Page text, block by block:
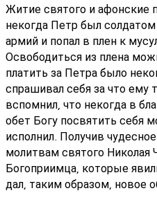
Житие святого и афонские
некогда Петр был
армий и попал в плен к
Освободиться из плена
платить за Петра было
спрашивал себя за что ему
вспомнил, что некогда в
обет Богу посвятить себя
исполнил. Получив
молитвам святого
Богоприимца, которые
дал, таким образом, новое